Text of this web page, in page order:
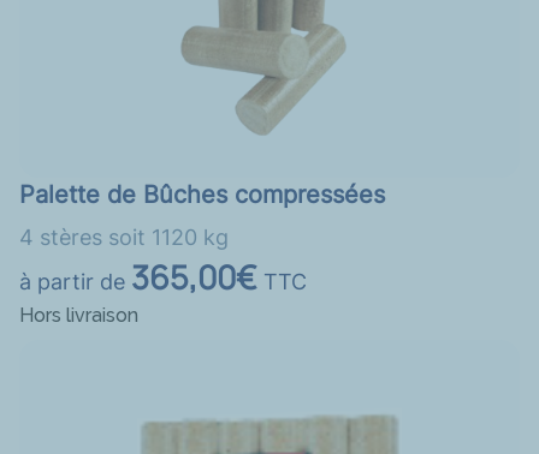
Palette de Bûches compressées
4 stères soit 1120 kg
à partir de 365,00€ TTC
Hors livraison